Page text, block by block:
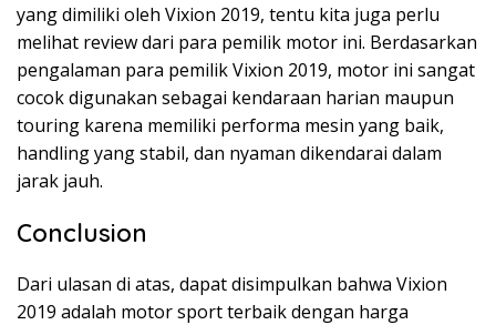
yang dimiliki oleh Vixion 2019, tentu kita juga perlu
melihat review dari para pemilik motor ini. Berdasarkan
pengalaman para pemilik Vixion 2019, motor ini sangat
cocok digunakan sebagai kendaraan harian maupun
touring karena memiliki performa mesin yang baik,
handling yang stabil, dan nyaman dikendarai dalam
jarak jauh.
Conclusion
Dari ulasan di atas, dapat disimpulkan bahwa Vixion
2019 adalah motor sport terbaik dengan harga